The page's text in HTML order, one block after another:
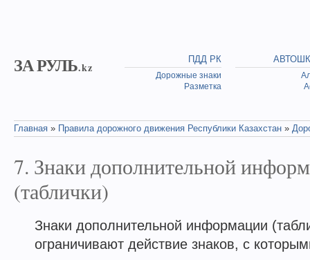
ЗА РУЛЬ.kz
ПДД РК
Дорожные знаки
Разметка
Главная » Правила дорожного движения Республики Казахстан »
7. Знаки дополнительной
(таблички)
Знаки дополнительной информации
ограничивают действие знаков, с